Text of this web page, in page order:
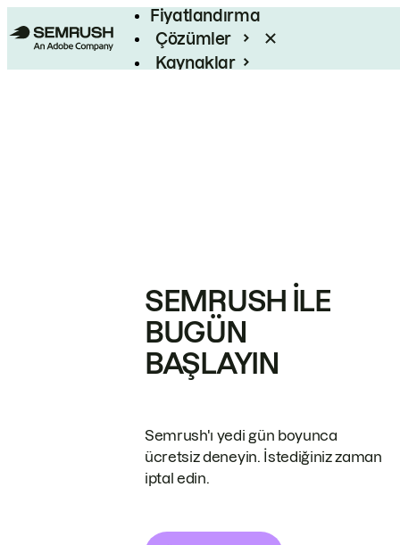
Fiyatlandırma
Çözümler
Kaynaklar
SEMRUSH ILE
BUGÜN
BAŞLAYIN
Semrush'ı yedi gün boyunca
ücretsiz deneyin. İstediğiniz zaman
iptal edin.